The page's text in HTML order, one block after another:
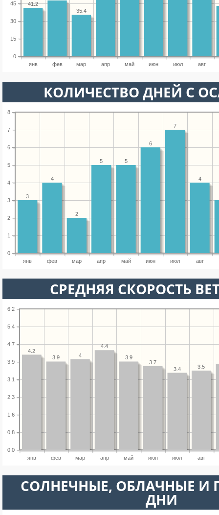
янв фев мар апр май июн июл авг
0
15
30
45
35.4
41.2
КОЛИЧЕСТВО ДНЕЙ С
янв фев мар апр май июн июл авг
0
1
2
3
4
5
6
7
8
4
7
6
5
5
2
4
3
СРЕДНЯЯ СКОРОСТЬ
янв фев мар апр май июн июл авг
0.0
0.8
1.6
2.3
3.1
3.9
4.7
5.4
6.2
3.5
3.4
3.7
3.9
4.4
4
3.9
4.2
CОЛНЕЧНЫЕ, ОБЛАЧНЫЕ И
ДНИ